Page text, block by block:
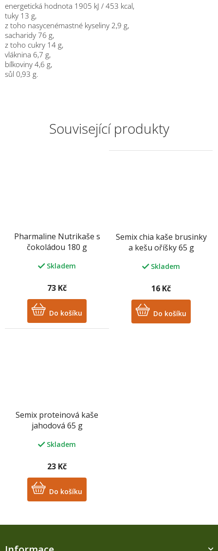
Související produkty
Pharmaline Nutrikaše s
čokoládou 180 g
Skladem
73 Kč
Do košíku
Semix chia kaše brusinky
a kešu oříšky 65 g
Skladem
16 Kč
Do košíku
Semix proteinová kaše
jahodová 65 g
Skladem
23 Kč
Do košíku
energetická hodnota 1905 kJ / 453 kcal,
tuky 13 g,
z toho nasycenémastné kyseliny 2,9 g,
sacharidy 76 g,
z toho cukry 14 g,
vláknina 6,7 g,
bílkoviny 4,6 g,
sůl 0,93 g.
Z